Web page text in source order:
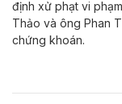
định xử phạt vi
Thảo và ông Phan
chứng khoán.